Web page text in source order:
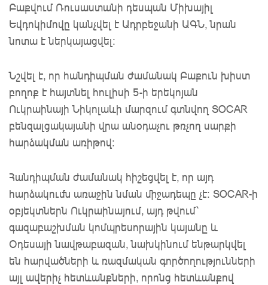
Բաքվում Ռուսաստանի դեսպան Միխայիլ
Եվդոկիմովը կանչվել է Ադրբեջանի ԱԳՆ, նրան
նոտա է ներկայացվել։
Նշվել է, որ հանդիպման ժամանակ Բաքուն խիստ
բողոք է հայտնել հուլիսի 5-ի երեկոյան
Ուկրաինայի Նիկոլաևի մարզում գտնվող SOCAR
բենզալցակայանի վրա անօդաչու թռչող սարքի
հարձակման առիթով։
Հանդիպման ժամանակ հիշեցվել է, որ այդ
հարձակումն առաջին նման միջադեպը չէ: SOCAR-ի
օբյեկտներն Ուկրաինայում, այդ թվում՝
գազաբաշխման կոմպրեսորային կայանը և
Օդեսայի նավթաբազան, նախկինում ենթարկվել
են հարվածների և ռազմական գործողությունների
այլ ավերիչ հետևանքների, որոնց հետևանքով